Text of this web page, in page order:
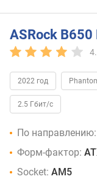
ASRock B650
2022 год
2.5 Гбит/с
По направлению:
Форм-фактор:
Socket: AM5